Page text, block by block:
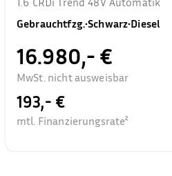
Gebrauchtfzg.•Schwarz•Diesel
16.980,- €
MwSt. nicht ausweisbar
193,- €
mtl. Finanzierungsrate²